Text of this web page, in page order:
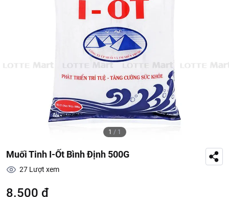
1 / 1
Muối Tinh I-Ốt Bình Định 500G
27 Lượt xem
8.500 ₫